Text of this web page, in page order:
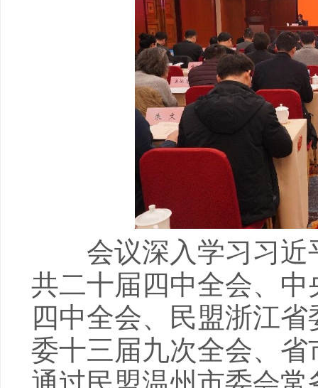
会议深入学习习近
共二十届四中全会、
四中全会、民盟浙江
委十三届九次全会、省